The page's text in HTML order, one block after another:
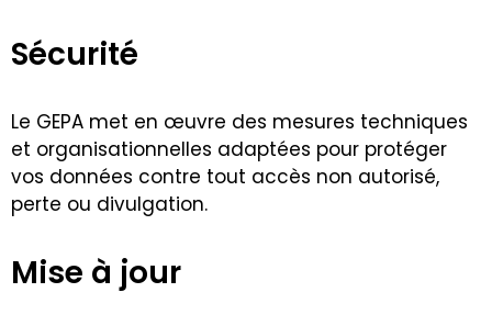
Sécurité
Le GEPA met en œuvre des mesures techniques
et organisationnelles adaptées pour protéger
vos données contre tout accès non autorisé,
perte ou divulgation.
Mise à jour